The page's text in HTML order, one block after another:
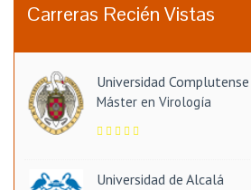
Carreras Recién Vistas
Universidad
Máster en Virología
Universidad de Alcalá